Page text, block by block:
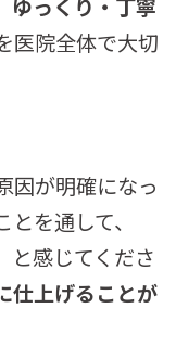
ゆっくり・丁寧
医院全体で大切
因が明確になっ
を通して、
と感じてくださ
仕上げることが